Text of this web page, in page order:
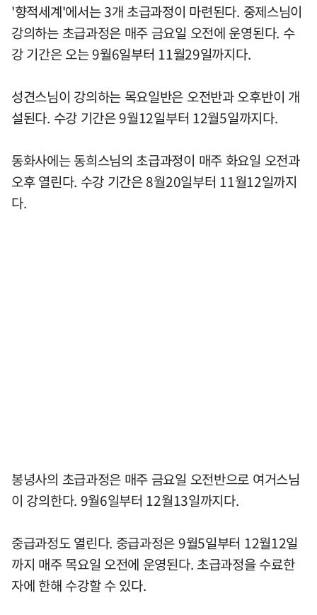
'향적세계'에서는 3개 초급과정이 마련된다. 중제스님이
강의하는 초급과정은 매주 금요일 오전에 운영된다. 수
강 기간은 오는 9월6일부터 11월29일까지다.
성견스님이 강의하는 목요일반은 오전반과 오후반이 개
설된다. 수강 기간은 9월12일부터 12월5일까지다.
동화사에는 동희스님의 초급과정이 매주 화요일 오전과
오후 열린다. 수강 기간은 8월20일부터 11월12일까지
다.
봉녕사의 초급과정은 매주 금요일 오전반으로 여거스님
이 강의한다. 9월6일부터 12월13일까지다.
중급과정도 열린다. 중급과정은 9월5일부터 12월12일
까지 매주 목요일 오전에 운영된다. 초급과정을 수료한
자에 한해 수강할 수 있다.